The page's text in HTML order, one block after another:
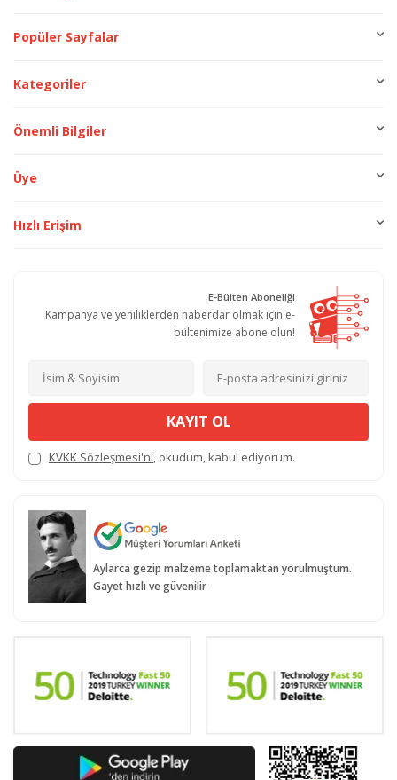
Popüler Sayfalar
Kategoriler
Önemli Bilgiler
Üye
Hızlı Erişim
E-Bülten Aboneliği
Kampanya ve yeniliklerden haberdar olmak için e-
bültenimize abone olun!
KAYIT OL
KVKK Sözleşmesi'ni, okudum, kabul ediyorum.
Aylarca gezip malzeme toplamaktan yorulmuştum.
Gayet hızlı ve güvenilir